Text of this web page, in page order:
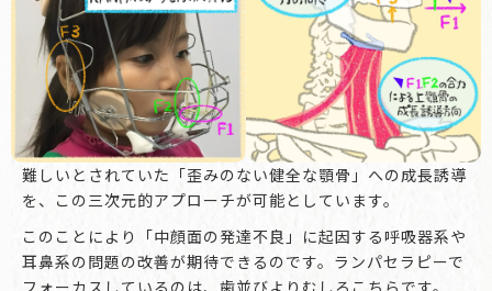
難しいとされていた「歪みのない健全な顎骨」への成長誘導
を、この三次元的アプローチが可能としています。
このことにより「中顔面の発達不良」に起因する呼吸器系や
耳鼻系の問題の改善が期待できるのです。ランパセラピーで